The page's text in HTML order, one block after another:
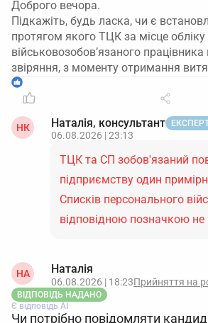
Доброго вечора.
Підкажіть, будь ласка, чи є
протягом якого ТЦК за місце обліку
військовозобов’язаного
звіряння, з моменту отримання
1
НК Наталія, консультант
06.08.2026 | 23:13
ТЦК та СП зобов'язаний
підприємству один
Списків персонального
відповідною позначкою не
НА Наталія
06.08.2026 | 18:23Прийняття на
ВІДПОВІДЬ НАДАНО
Є відповідь АІ
Чи потрібно повідомляти